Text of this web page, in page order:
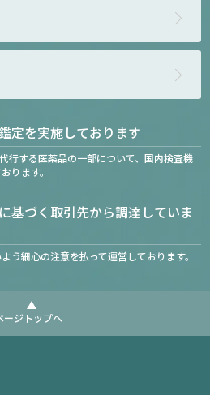
定を実施しております
行する医薬品の一部について、国内検査機
ります。
基づく取引先から調達していま
う細心の注意を払って運営しております。
ージトップへ